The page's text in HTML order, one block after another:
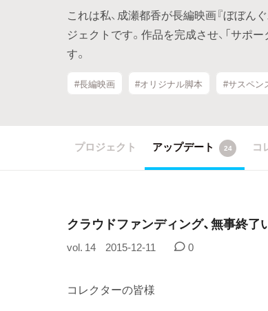
これは私、成瀬都香が長編映画『ぼぼん
ジェクトです。作品を完成させ、「サポ
す。
#長編映画 #オリジナル脚本 #サスペン
プロジェクト アップデート 24 コ
クラウドファンディング、無事終了
vol. 14 2015-12-11 0
コレクターの皆様